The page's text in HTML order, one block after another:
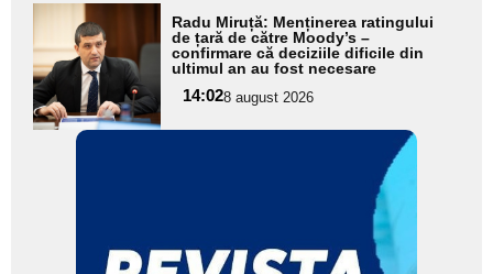
Adaugă
aici textul
pentru
subtitlu
Radu Miruță: Menținerea ratingului
de țară de către Moody’s –
confirmare că deciziile dificile din
ultimul an au fost necesare
14:028 august 2026